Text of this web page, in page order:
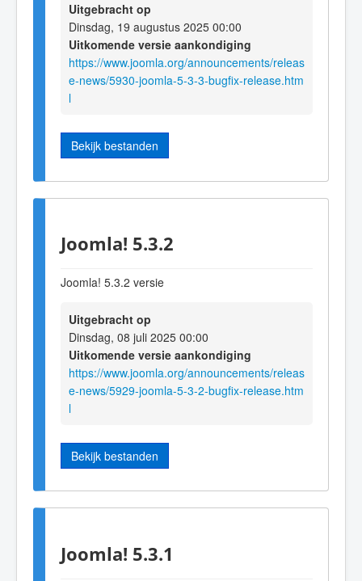
Uitgebracht op
Dinsdag, 19 augustus 2025 00:00
Uitkomende versie aankondiging
https://www.joomla.org/announcements/releas
e-news/5930-joomla-5-3-3-bugfix-release.htm
l
Bekijk bestanden
Joomla! 5.3.2
Joomla! 5.3.2 versie
Uitgebracht op
Dinsdag, 08 juli 2025 00:00
Uitkomende versie aankondiging
https://www.joomla.org/announcements/releas
e-news/5929-joomla-5-3-2-bugfix-release.htm
l
Bekijk bestanden
Joomla! 5.3.1